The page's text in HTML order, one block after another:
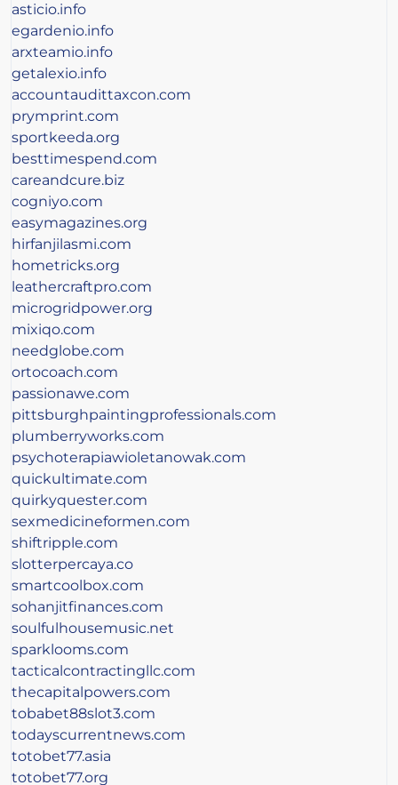
asticio.info
egardenio.info
arxteamio.info
getalexio.info
accountaudittaxcon.com
prymprint.com
sportkeeda.org
besttimespend.com
careandcure.biz
cogniyo.com
easymagazines.org
hirfanjilasmi.com
hometricks.org
leathercraftpro.com
microgridpower.org
mixiqo.com
needglobe.com
ortocoach.com
passionawe.com
pittsburghpaintingprofessionals.com
plumberryworks.com
psychoterapiawioletanowak.com
quickultimate.com
quirkyquester.com
sexmedicineformen.com
shiftripple.com
slotterpercaya.co
smartcoolbox.com
sohanjitfinances.com
soulfulhousemusic.net
sparklooms.com
tacticalcontractingllc.com
thecapitalpowers.com
tobabet88slot3.com
todayscurrentnews.com
totobet77.asia
totobet77.org